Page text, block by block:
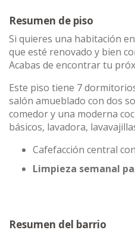
Resumen de piso
Si quieres una habitación
que esté renovado y bien
Acabas de encontrar tu
Este piso tiene 7
salón amueblado con dos
comedor y una moderna
básicos, lavadora,
Cafefacción central
Limpieza semanal
Resumen del barrio